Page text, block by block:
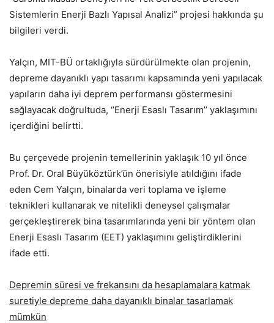
Sistemlerin Enerji Bazlı Yapısal Analizi” projesi hakkında şu
bilgileri verdi.
Yalçın, MIT-BÜ ortaklığıyla sürdürülmekte olan projenin,
depreme dayanıklı yapı tasarımı kapsamında yeni yapılacak
yapıların daha iyi deprem performansı göstermesini
sağlayacak doğrultuda, ‘’Enerji Esaslı Tasarım’’ yaklaşımını
içerdiğini belirtti.
Bu çerçevede projenin temellerinin yaklaşık 10 yıl önce
Prof. Dr. Oral Büyüköztürk’ün önerisiyle atıldığını ifade
eden Cem Yalçın, binalarda veri toplama ve işleme
teknikleri kullanarak ve nitelikli deneysel çalışmalar
gerçekleştirerek bina tasarımlarında yeni bir yöntem olan
Enerji Esaslı Tasarım (EET) yaklaşımını geliştirdiklerini
ifade etti.
Depremin süresi ve frekansını da hesaplamalara katmak
suretiyle depreme daha dayanıklı binalar tasarlamak
mümkün